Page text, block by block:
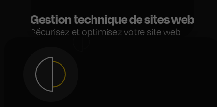
Gestion technique de sites web
Sécurisez et optimisez votre site web